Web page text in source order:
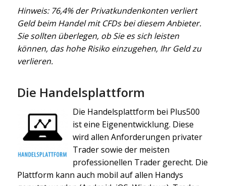
Hinweis: 76,4% der Privatkundenkonten verliert
Geld beim Handel mit CFDs bei diesem Anbieter.
Sie sollten überlegen, ob Sie es sich leisten
können, das hohe Risiko einzugehen, Ihr Geld zu
verlieren.
Die Handelsplattform
Die Handelsplattform bei Plus500
ist eine Eigenentwicklung. Diese
wird allen Anforderungen privater
Trader sowie der meisten
professionellen Trader gerecht. Die
Plattform kann auch mobil auf allen Handys